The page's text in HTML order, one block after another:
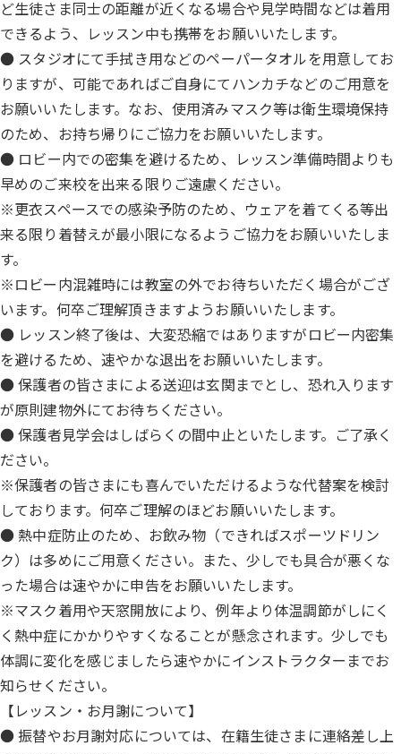
ど生徒さま同士の距離が近くなる場合や見学時間などは着用
できるよう、レッスン中も携帯をお願いいたします。
● スタジオにて手拭き用などのペーパータオルを用意してお
りますが、可能であればご自身にてハンカチなどのご用意を
お願いいたします。なお、使用済みマスク等は衛生環境保持
のため、お持ち帰りにご協力をお願いいたします。
● ロビー内での密集を避けるため、レッスン準備時間よりも
早めのご来校を出来る限りご遠慮ください。
※更衣スペースでの感染予防のため、ウェアを着てくる等出
来る限り着替えが最小限になるようご協力をお願いいたしま
す。
※ロビー内混雑時には教室の外でお待ちいただく場合がござ
います。何卒ご理解頂きますようお願いいたします。
● レッスン終了後は、大変恐縮ではありますがロビー内密集
を避けるため、速やかな退出をお願いいたします。
● 保護者の皆さまによる送迎は玄関までとし、恐れ入ります
が原則建物外にてお待ちください。
● 保護者見学会はしばらくの間中止といたします。ご了承く
ださい。
※保護者の皆さまにも喜んでいただけるような代替案を検討
しております。何卒ご理解のほどお願いいたします。
● 熱中症防止のため、お飲み物（できればスポーツドリン
ク）は多めにご用意ください。また、少しでも具合が悪くな
った場合は速やかに申告をお願いいたします。
※マスク着用や天窓開放により、例年より体温調節がしにく
く熱中症にかかりやすくなることが懸念されます。少しでも
体調に変化を感じましたら速やかにインストラクターまでお
知らせください。
【レッスン・お月謝について】
● 振替やお月謝対応については、在籍生徒さまに連絡差し上